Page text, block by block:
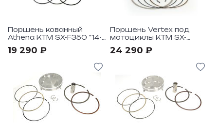
Поршень кованный
Athena KTM SX-F350 "14-
19 290 ₽
Поршень Vertex под
мотоциклы KTM SX-
22 Hi Compr 15,1:1
24 290 ₽